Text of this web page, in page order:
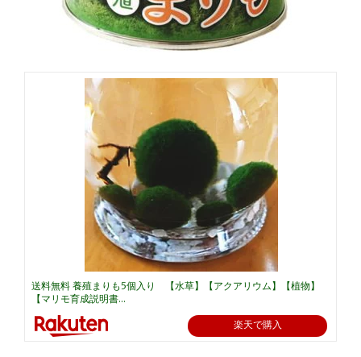
送料無料 養殖まりも5個入り 【水草】【アクアリウム】【植物】
【マリモ育成説明書...
楽天で購入